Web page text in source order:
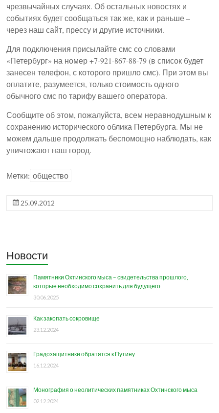
чрезвычайных случаях. Об остальных новостях и
событиях будет сообщаться так же, как и раньше –
через наш сайт, прессу и другие источники.
Для подключения присылайте смс со словами
«Петербург» на номер +7-921-867-88-79 (в список будет
занесен телефон, с которого пришло смс). При этом вы
оплатите, разумеется, только стоимость одного
обычного смс по тарифу вашего оператора.
Сообщите об этом, пожалуйста, всем неравнодушным к
сохранению исторического облика Петербурга. Мы не
можем дальше продолжать беспомощно наблюдать, как
уничтожают наш город.
Метки: общество
25.09.2012
Новости
Памятники Охтинского мыса – свидетельства прошлого,
которые необходимо сохранить для будущего
30.06.2025
Как закопать сокровище
23.12.2024
Градозащитники обратятся к Путину
16.12.2024
Монография о неолитических памятниках Охтинского мыса
02.12.2024